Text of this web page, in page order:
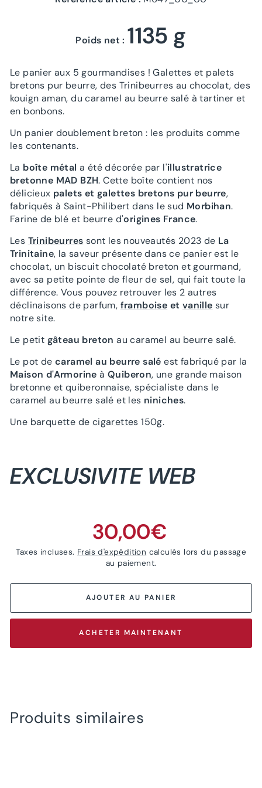
Poids net : 1135 g
Le panier aux 5 gourmandises ! Galettes et palets
bretons pur beurre, des Trinibeurres au chocolat, des
kouign aman, du caramel au beurre salé à tartiner et
en bonbons.
Un panier doublement breton : les produits comme
les contenants.
La boîte métal a été décorée par l'illustratrice
bretonne MAD BZH. Cette boîte contient nos
délicieux palets et galettes bretons pur beurre,
fabriqués à Saint-Philibert dans le sud Morbihan.
Farine de blé et beurre d'origines France.
Les Trinibeurres sont les nouveautés 2023 de La
Trinitaine, la saveur présente dans ce panier est le
chocolat, un biscuit chocolaté breton et gourmand,
avec sa petite pointe de fleur de sel, qui fait toute la
différence. Vous pouvez retrouver les 2 autres
déclinaisons de parfum, framboise et vanille sur
notre site.
Le petit gâteau breton au caramel au beurre salé.
Le pot de caramel au beurre salé est fabriqué par la
Maison d'Armorine àQuiberon, une grande maison
bretonne et quiberonnaise, spécialiste dans le
caramel au beurre salé et les niniches.
Une barquette de cigarettes 150g.
EXCLUSIVITE WEB
Prix
régulier
30,00€
Taxes incluses. Frais d'expédition calculés lors du passage
au paiement.
AJOUTER AU PANIER
ACHETER MAINTENANT
Produits similaires